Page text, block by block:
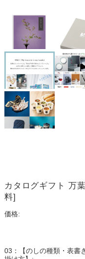
カタログギフト 万
料]
価格:
03：【のしの種類・表書